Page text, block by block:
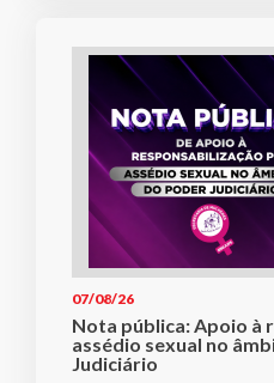
07/08/26
Nota pública: Apoio à
assédio sexual no
Judiciário